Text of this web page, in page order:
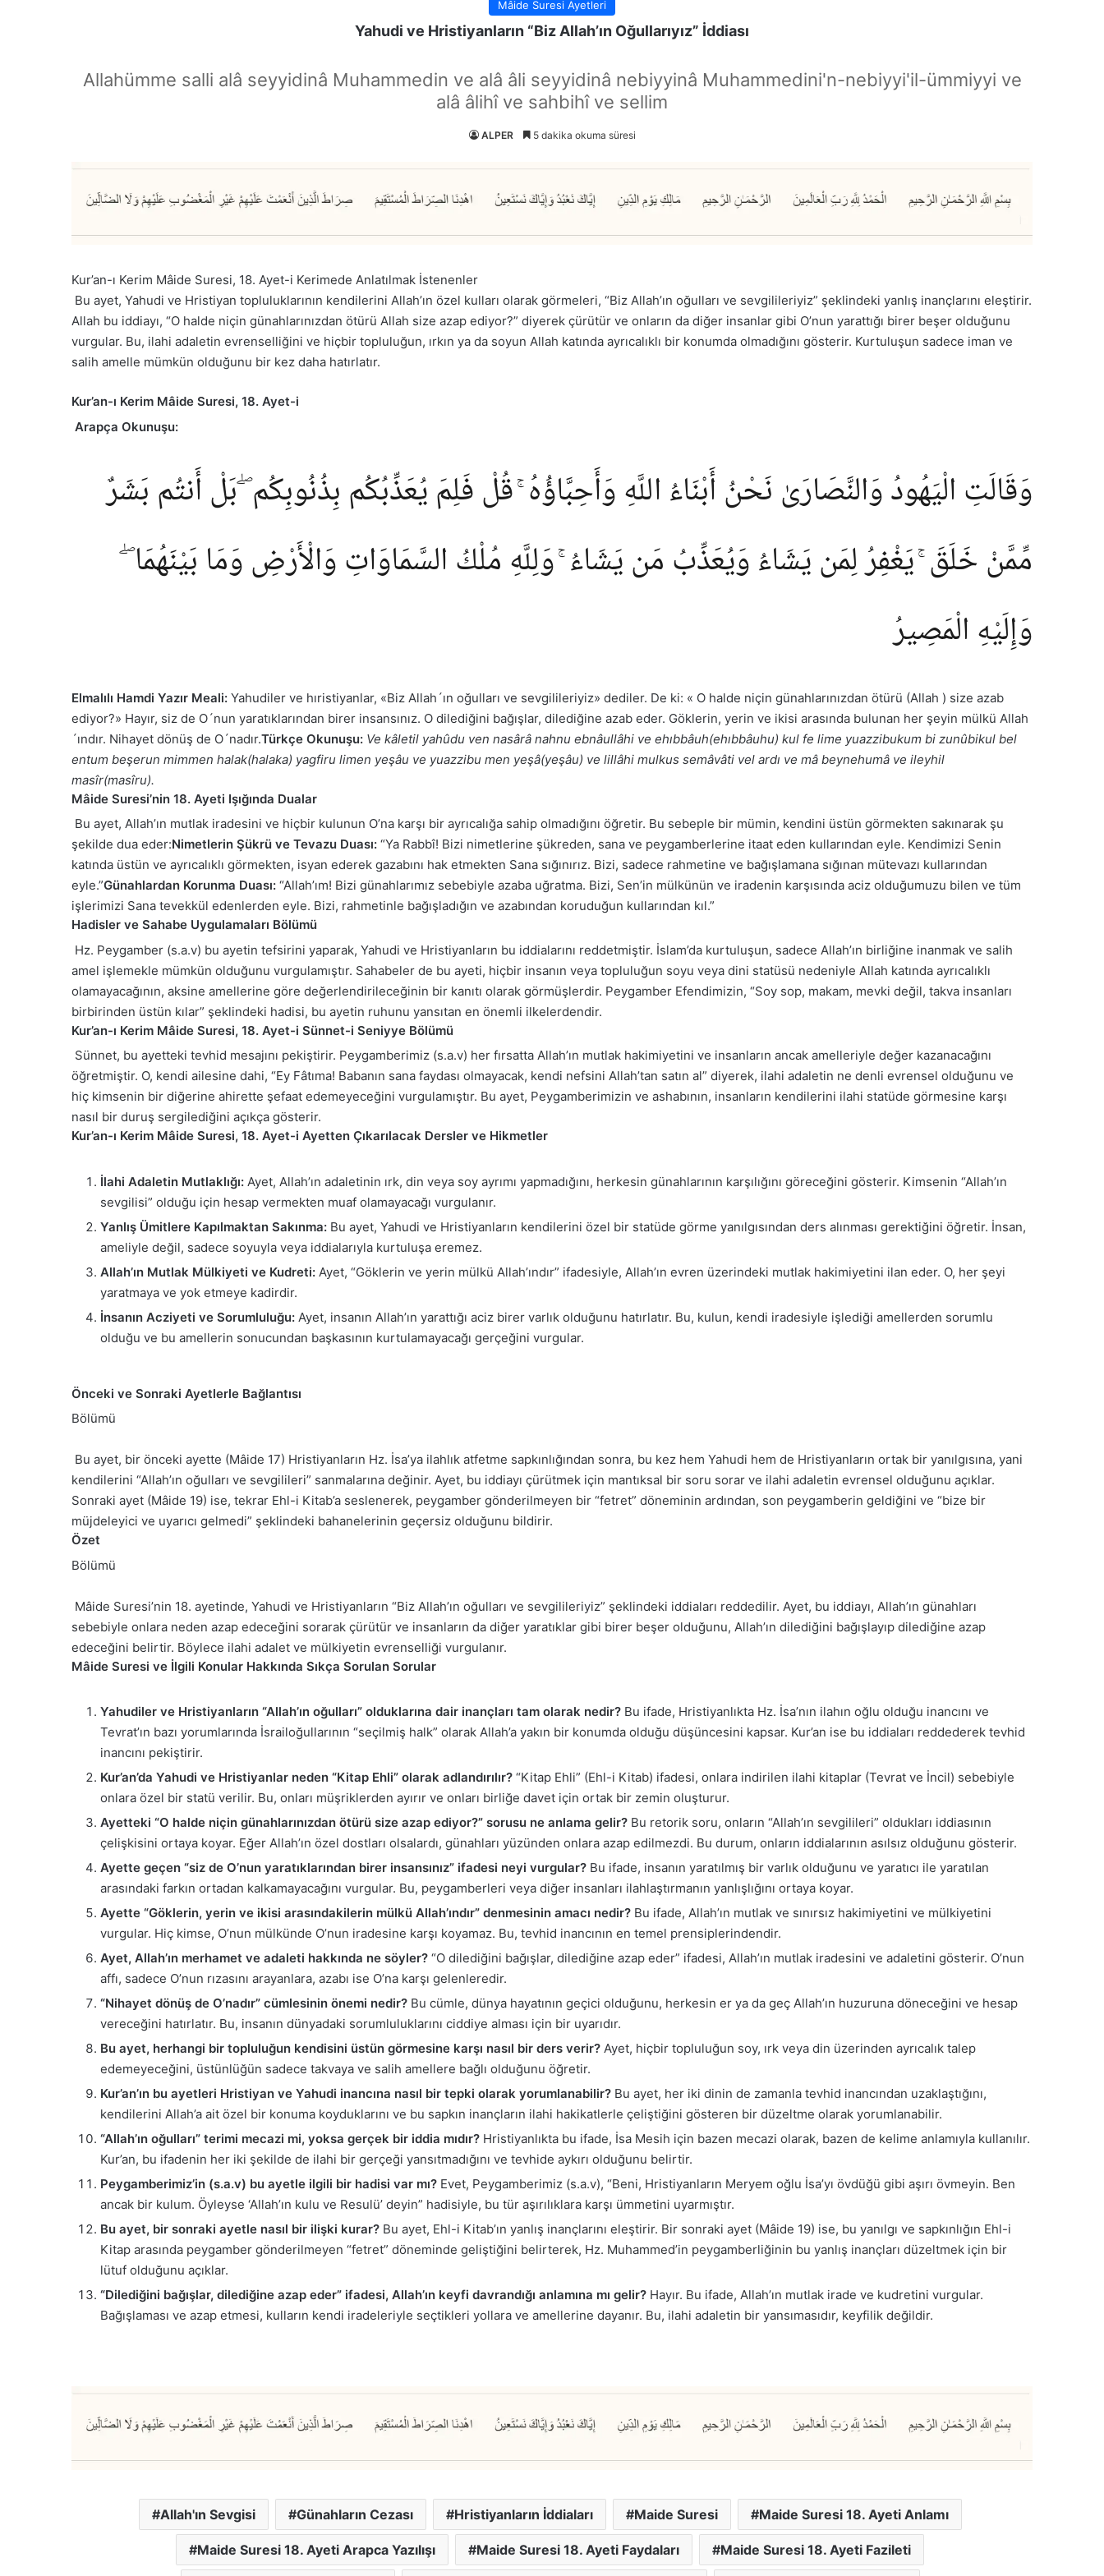
Mâide Suresi Ayetleri
Yahudi ve Hristiyanların “Biz Allah’ın Oğullarıyız” İddiası
Allahümme salli alâ seyyidinâ Muhammedin ve alâ âli seyyidinâ nebiyyinâ Muhammedini'n-nebiyyi'il-ümmiyyi ve
alâ âlihî ve sahbihî ve sellim
ALPER 5 dakika okuma süresi
Kur’an-ı Kerim Mâide Suresi, 18. Ayet-i Kerimede Anlatılmak İstenenler
Bu ayet, Yahudi ve Hristiyan topluluklarının kendilerini Allah’ın özel kulları olarak görmeleri, “Biz Allah’ın oğulları ve sevgilileriyiz” şeklindeki yanlış inançlarını eleştirir.
Allah bu iddiayı, “O halde niçin günahlarınızdan ötürü Allah size azap ediyor?” diyerek çürütür ve onların da diğer insanlar gibi O’nun yarattığı birer beşer olduğunu
vurgular. Bu, ilahi adaletin evrenselliğini ve hiçbir topluluğun, ırkın ya da soyun Allah katında ayrıcalıklı bir konumda olmadığını gösterir. Kurtuluşun sadece iman ve
salih amelle mümkün olduğunu bir kez daha hatırlatır.
Kur’an-ı Kerim Mâide Suresi, 18. Ayet-i
Arapça Okunuşu:
وَقَالَتِ الْيَهُودُ وَالنَّصَارَىٰ نَحْنُ أَبْنَاءُ اللَّهِ وَأَحِبَّاؤُهُ ۚ قُلْ فَلِمَ يُعَذِّبُكُم بِذُنُوبِكُم ۖ بَلْ أَنتُم بَشَرٌ
مِّمَّنْ خَلَقَ ۚ يَغْفِرُ لِمَن يَشَاءُ وَيُعَذِّبُ مَن يَشَاءُ ۚ وَلِلَّهِ مُلْكُ السَّمَاوَاتِ وَالْأَرْضِ وَمَا بَيْنَهُمَا ۖ
وَإِلَيْهِ الْمَصِيرُ
Elmalılı Hamdi Yazır Meali: Yahudiler ve hıristiyanlar, «Biz Allah´ın oğulları ve sevgilileriyiz» dediler. De ki: « O halde niçin günahlarınızdan ötürü (Allah ) size azab
ediyor?» Hayır, siz de O´nun yaratıklarından birer insansınız. O dilediğini bağışlar, dilediğine azab eder. Göklerin, yerin ve ikisi arasında bulunan her şeyin mülkü Allah
´ındır. Nihayet dönüş de O´nadır.Türkçe Okunuşu: Ve kâletil yahûdu ven nasârâ nahnu ebnâullâhi ve ehıbbâuh(ehıbbâuhu) kul fe lime yuazzibukum bi zunûbikul bel
entum beşerun mimmen halak(halaka) yagfiru limen yeşâu ve yuazzibu men yeşâ(yeşâu) ve lillâhi mulkus semâvâti vel ardı ve mâ beynehumâ ve ileyhil
masîr(masîru).
Mâide Suresi’nin 18. Ayeti Işığında Dualar
Bu ayet, Allah’ın mutlak iradesini ve hiçbir kulunun O’na karşı bir ayrıcalığa sahip olmadığını öğretir. Bu sebeple bir mümin, kendini üstün görmekten sakınarak şu
şekilde dua eder:Nimetlerin Şükrü ve Tevazu Duası: “Ya Rabbî! Bizi nimetlerine şükreden, sana ve peygamberlerine itaat eden kullarından eyle. Kendimizi Senin
katında üstün ve ayrıcalıklı görmekten, isyan ederek gazabını hak etmekten Sana sığınırız. Bizi, sadece rahmetine ve bağışlamana sığınan mütevazı kullarından
eyle.”Günahlardan Korunma Duası: “Allah’ım! Bizi günahlarımız sebebiyle azaba uğratma. Bizi, Sen’in mülkünün ve iradenin karşısında aciz olduğumuzu bilen ve tüm
işlerimizi Sana tevekkül edenlerden eyle. Bizi, rahmetinle bağışladığın ve azabından koruduğun kullarından kıl.”
Hadisler ve Sahabe Uygulamaları Bölümü
Hz. Peygamber (s.a.v) bu ayetin tefsirini yaparak, Yahudi ve Hristiyanların bu iddialarını reddetmiştir. İslam’da kurtuluşun, sadece Allah’ın birliğine inanmak ve salih
amel işlemekle mümkün olduğunu vurgulamıştır. Sahabeler de bu ayeti, hiçbir insanın veya topluluğun soyu veya dini statüsü nedeniyle Allah katında ayrıcalıklı
olamayacağının, aksine amellerine göre değerlendirileceğinin bir kanıtı olarak görmüşlerdir. Peygamber Efendimizin, “Soy sop, makam, mevki değil, takva insanları
birbirinden üstün kılar” şeklindeki hadisi, bu ayetin ruhunu yansıtan en önemli ilkelerdendir.
Kur’an-ı Kerim Mâide Suresi, 18. Ayet-i Sünnet-i Seniyye Bölümü
Sünnet, bu ayetteki tevhid mesajını pekiştirir. Peygamberimiz (s.a.v) her fırsatta Allah’ın mutlak hakimiyetini ve insanların ancak amelleriyle değer kazanacağını
öğretmiştir. O, kendi ailesine dahi, “Ey Fâtıma! Babanın sana faydası olmayacak, kendi nefsini Allah’tan satın al” diyerek, ilahi adaletin ne denli evrensel olduğunu ve
hiç kimsenin bir diğerine ahirette şefaat edemeyeceğini vurgulamıştır. Bu ayet, Peygamberimizin ve ashabının, insanların kendilerini ilahi statüde görmesine karşı
nasıl bir duruş sergilediğini açıkça gösterir.
Kur’an-ı Kerim Mâide Suresi, 18. Ayet-i Ayetten Çıkarılacak Dersler ve Hikmetler
İlahi Adaletin Mutlaklığı: Ayet, Allah’ın adaletinin ırk, din veya soy ayrımı yapmadığını, herkesin günahlarının karşılığını göreceğini gösterir. Kimsenin “Allah’ın
sevgilisi” olduğu için hesap vermekten muaf olamayacağı vurgulanır.
Yanlış Ümitlere Kapılmaktan Sakınma: Bu ayet, Yahudi ve Hristiyanların kendilerini özel bir statüde görme yanılgısından ders alınması gerektiğini öğretir. İnsan,
ameliyle değil, sadece soyuyla veya iddialarıyla kurtuluşa eremez.
Allah’ın Mutlak Mülkiyeti ve Kudreti: Ayet, “Göklerin ve yerin mülkü Allah’ındır” ifadesiyle, Allah’ın evren üzerindeki mutlak hakimiyetini ilan eder. O, her şeyi
yaratmaya ve yok etmeye kadirdir.
İnsanın Acziyeti ve Sorumluluğu: Ayet, insanın Allah’ın yarattığı aciz birer varlık olduğunu hatırlatır. Bu, kulun, kendi iradesiyle işlediği amellerden sorumlu
olduğu ve bu amellerin sonucundan başkasının kurtulamayacağı gerçeğini vurgular.
Önceki ve Sonraki Ayetlerle Bağlantısı
Bölümü
Bu ayet, bir önceki ayette (Mâide 17) Hristiyanların Hz. İsa’ya ilahlık atfetme sapkınlığından sonra, bu kez hem Yahudi hem de Hristiyanların ortak bir yanılgısına, yani
kendilerini “Allah’ın oğulları ve sevgilileri” sanmalarına değinir. Ayet, bu iddiayı çürütmek için mantıksal bir soru sorar ve ilahi adaletin evrensel olduğunu açıklar.
Sonraki ayet (Mâide 19) ise, tekrar Ehl-i Kitab’a seslenerek, peygamber gönderilmeyen bir “fetret” döneminin ardından, son peygamberin geldiğini ve “bize bir
müjdeleyici ve uyarıcı gelmedi” şeklindeki bahanelerinin geçersiz olduğunu bildirir.
Özet
Bölümü
Mâide Suresi’nin 18. ayetinde, Yahudi ve Hristiyanların “Biz Allah’ın oğulları ve sevgilileriyiz” şeklindeki iddiaları reddedilir. Ayet, bu iddiayı, Allah’ın günahları
sebebiyle onlara neden azap edeceğini sorarak çürütür ve insanların da diğer yaratıklar gibi birer beşer olduğunu, Allah’ın dilediğini bağışlayıp dilediğine azap
edeceğini belirtir. Böylece ilahi adalet ve mülkiyetin evrenselliği vurgulanır.
Mâide Suresi ve İlgili Konular Hakkında Sıkça Sorulan Sorular
Yahudiler ve Hristiyanların “Allah’ın oğulları” olduklarına dair inançları tam olarak nedir? Bu ifade, Hristiyanlıkta Hz. İsa’nın ilahın oğlu olduğu inancını ve
Tevrat’ın bazı yorumlarında İsrailoğullarının “seçilmiş halk” olarak Allah’a yakın bir konumda olduğu düşüncesini kapsar. Kur’an ise bu iddiaları reddederek tevhid
inancını pekiştirir.
Kur’an’da Yahudi ve Hristiyanlar neden “Kitap Ehli” olarak adlandırılır? “Kitap Ehli” (Ehl-i Kitab) ifadesi, onlara indirilen ilahi kitaplar (Tevrat ve İncil) sebebiyle
onlara özel bir statü verilir. Bu, onları müşriklerden ayırır ve onları birliğe davet için ortak bir zemin oluşturur.
Ayetteki “O halde niçin günahlarınızdan ötürü size azap ediyor?” sorusu ne anlama gelir? Bu retorik soru, onların “Allah’ın sevgilileri” oldukları iddiasının
çelişkisini ortaya koyar. Eğer Allah’ın özel dostları olsalardı, günahları yüzünden onlara azap edilmezdi. Bu durum, onların iddialarının asılsız olduğunu gösterir.
Ayette geçen “siz de O’nun yaratıklarından birer insansınız” ifadesi neyi vurgular? Bu ifade, insanın yaratılmış bir varlık olduğunu ve yaratıcı ile yaratılan
arasındaki farkın ortadan kalkamayacağını vurgular. Bu, peygamberleri veya diğer insanları ilahlaştırmanın yanlışlığını ortaya koyar.
Ayette “Göklerin, yerin ve ikisi arasındakilerin mülkü Allah’ındır” denmesinin amacı nedir? Bu ifade, Allah’ın mutlak ve sınırsız hakimiyetini ve mülkiyetini
vurgular. Hiç kimse, O’nun mülkünde O’nun iradesine karşı koyamaz. Bu, tevhid inancının en temel prensiplerindendir.
Ayet, Allah’ın merhamet ve adaleti hakkında ne söyler? “O dilediğini bağışlar, dilediğine azap eder” ifadesi, Allah’ın mutlak iradesini ve adaletini gösterir. O’nun
affı, sadece O’nun rızasını arayanlara, azabı ise O’na karşı gelenleredir.
“Nihayet dönüş de O’nadır” cümlesinin önemi nedir? Bu cümle, dünya hayatının geçici olduğunu, herkesin er ya da geç Allah’ın huzuruna döneceğini ve hesap
vereceğini hatırlatır. Bu, insanın dünyadaki sorumluluklarını ciddiye alması için bir uyarıdır.
Bu ayet, herhangi bir topluluğun kendisini üstün görmesine karşı nasıl bir ders verir? Ayet, hiçbir topluluğun soy, ırk veya din üzerinden ayrıcalık talep
edemeyeceğini, üstünlüğün sadece takvaya ve salih amellere bağlı olduğunu öğretir.
Kur’an’ın bu ayetleri Hristiyan ve Yahudi inancına nasıl bir tepki olarak yorumlanabilir? Bu ayet, her iki dinin de zamanla tevhid inancından uzaklaştığını,
kendilerini Allah’a ait özel bir konuma koyduklarını ve bu sapkın inançların ilahi hakikatlerle çeliştiğini gösteren bir düzeltme olarak yorumlanabilir.
“Allah’ın oğulları” terimi mecazi mi, yoksa gerçek bir iddia mıdır? Hristiyanlıkta bu ifade, İsa Mesih için bazen mecazi olarak, bazen de kelime anlamıyla kullanılır.
Kur’an, bu ifadenin her iki şekilde de ilahi bir gerçeği yansıtmadığını ve tevhide aykırı olduğunu belirtir.
Peygamberimiz’in (s.a.v) bu ayetle ilgili bir hadisi var mı? Evet, Peygamberimiz (s.a.v), “Beni, Hristiyanların Meryem oğlu İsa’yı övdüğü gibi aşırı övmeyin. Ben
ancak bir kulum. Öyleyse ‘Allah’ın kulu ve Resulü’ deyin” hadisiyle, bu tür aşırılıklara karşı ümmetini uyarmıştır.
Bu ayet, bir sonraki ayetle nasıl bir ilişki kurar? Bu ayet, Ehl-i Kitab’ın yanlış inançlarını eleştirir. Bir sonraki ayet (Mâide 19) ise, bu yanılgı ve sapkınlığın Ehl-i
Kitap arasında peygamber gönderilmeyen “fetret” döneminde geliştiğini belirterek, Hz. Muhammed’in peygamberliğinin bu yanlış inançları düzeltmek için bir
lütuf olduğunu açıklar.
“Dilediğini bağışlar, dilediğine azap eder” ifadesi, Allah’ın keyfi davrandığı anlamına mı gelir? Hayır. Bu ifade, Allah’ın mutlak irade ve kudretini vurgular.
Bağışlaması ve azap etmesi, kulların kendi iradeleriyle seçtikleri yollara ve amellerine dayanır. Bu, ilahi adaletin bir yansımasıdır, keyfilik değildir.
Allah'ın Sevgisi Günahların Cezası Hristiyanların İddiaları Maide Suresi Maide Suresi 18. Ayeti Anlamı
Maide Suresi 18. Ayeti Arapca Yazılışı Maide Suresi 18. Ayeti Faydaları Maide Suresi 18. Ayeti Fazileti